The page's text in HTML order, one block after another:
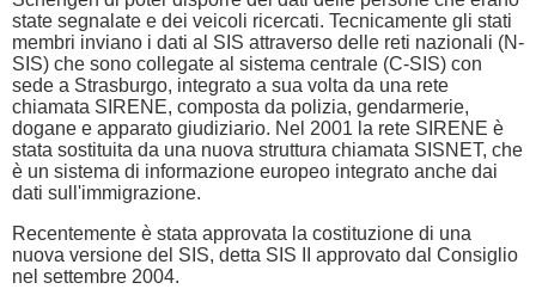
state segnalate e dei veicoli ricercati. Tecnicamente gli stati
membri inviano i dati al SIS attraverso delle reti nazionali (N-
SIS) che sono collegate al sistema centrale (C-SIS) con
sede a Strasburgo, integrato a sua volta da una rete
chiamata SIRENE, composta da polizia, gendarmerie,
dogane e apparato giudiziario. Nel 2001 la rete SIRENE è
stata sostituita da una nuova struttura chiamata SISNET, che
è un sistema di informazione europeo integrato anche dai
dati sull'immigrazione.
Recentemente è stata approvata la costituzione di una
nuova versione del SIS, detta SIS II approvato dal Consiglio
nel settembre 2004.